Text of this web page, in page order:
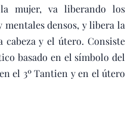
mujer, va liberando los
mentales densos, y libera la
cabeza y el útero. Consiste
basado en el símbolo del
el 3º Tantien y en el útero